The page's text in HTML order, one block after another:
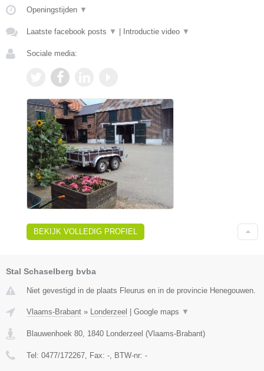
Openingstijden ▼
Laatste facebook posts ▼ Introductie video ▼
Sociale media:
BEKIJK VOLLEDIG PROFIEL
Stal Schaselberg bvba
Niet gevestigd in de plaats Fleurus en in de provincie Henegouwen.
Vlaams-Brabant » Londerzeel | Google maps ▼
Blauwenhoek 80 1840 Londerzeel (Vlaams-Brabant)
Tel: 0477/172267 , Fax: - , BTW-nr: -